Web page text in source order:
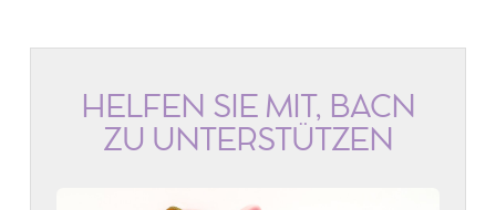
HELFEN SIE MIT, BACN
ZU UNTERSTÜTZEN